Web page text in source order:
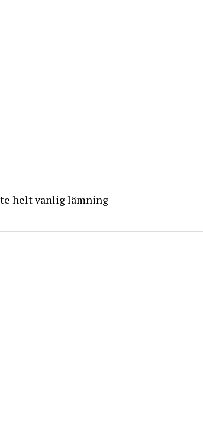
helt vanlig lämning